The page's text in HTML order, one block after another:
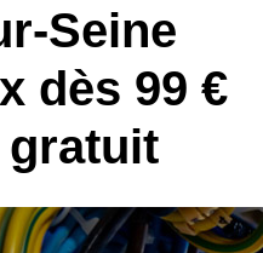
Seine
dès 99 €